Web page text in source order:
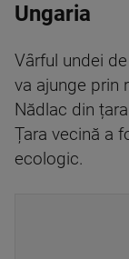
Ungaria
Vârful undei
va ajunge prin
Nădlac din
Țara vecină a
ecologic.